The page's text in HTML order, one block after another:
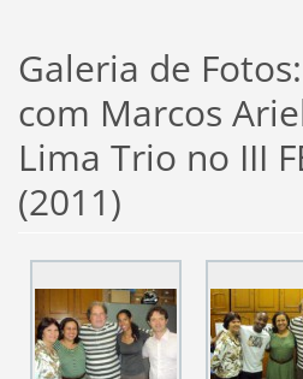
Galeria de
com Marcos
Lima Trio no III
(2011)